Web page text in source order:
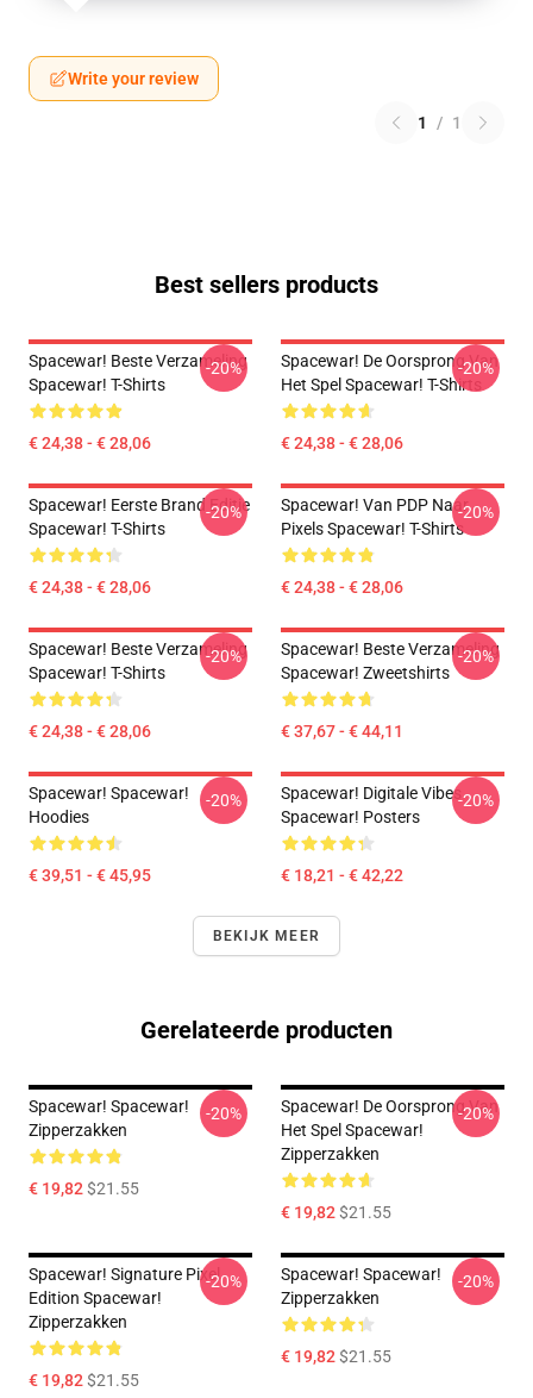
Write your review
1 / 1
Best sellers products
Spacewar! Beste Verzameling
Spacewar! T-Shirts
€ 24,38 - € 28,06
-20%
Spacewar! De Oorsprong Van
Het Spel Spacewar! T-Shirts
€ 24,38 - € 28,06
-20%
Spacewar! Eerste Brand Editie
Spacewar! T-Shirts
€ 24,38 - € 28,06
-20%
Spacewar! Van PDP Naar
Pixels Spacewar! T-Shirts
€ 24,38 - € 28,06
-20%
Spacewar! Beste Verzameling
Spacewar! T-Shirts
€ 24,38 - € 28,06
-20%
Spacewar! Beste Verzameling
Spacewar! Zweetshirts
€ 37,67 - € 44,11
-20%
Spacewar! Spacewar!
Hoodies
€ 39,51 - € 45,95
-20%
Spacewar! Digitale Vibes
Spacewar! Posters
€ 18,21 - € 42,22
-20%
BEKIJK MEER
Gerelateerde producten
Spacewar! Spacewar!
Zipperzakken
€ 19,82$21.55
-20%
Spacewar! De Oorsprong Van
Het Spel Spacewar!
Zipperzakken
€ 19,82$21.55
-20%
Spacewar! Signature Pixel
Edition Spacewar!
Zipperzakken
€ 19,82$21.55
-20%
Spacewar! Spacewar!
Zipperzakken
€ 19,82$21.55
-20%